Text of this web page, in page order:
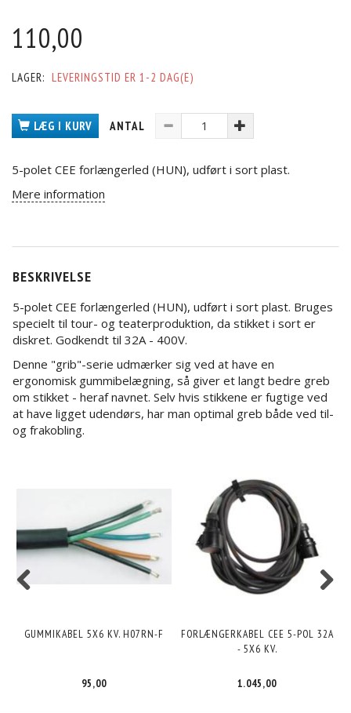
110,00
LAGER: LEVERINGSTID ER 1-2 DAG(E)
LÆG I KURV ANTAL
5-polet CEE forlængerled (HUN), udført i sort plast.
Mere information
BESKRIVELSE
5-polet CEE forlængerled (HUN), udført i sort plast. Bruges
specielt til tour- og teaterproduktion, da stikket i sort er
diskret. Godkendt til 32A - 400V.
Denne "grib"-serie udmærker sig ved at have en
ergonomisk gummibelægning, så giver et langt bedre greb
om stikket - heraf navnet. Selv hvis stikkene er fugtige ved
at have ligget udendørs, har man optimal greb både ved til-
og frakobling.
GUMMIKABEL 5X6 KV. H07RN-F
95,00
FORLÆNGERKABEL CEE 5-POL 32A
- 5X6 KV.
1.045,00